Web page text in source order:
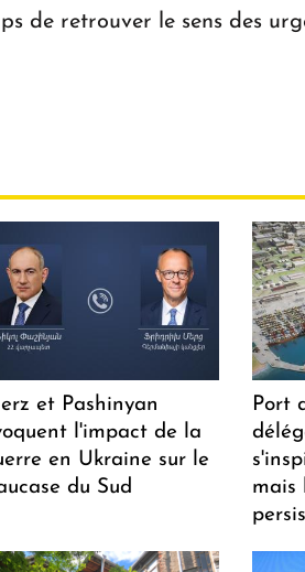
de retrouver le sens des
et Pashinyan
l'impact de la
en Ukraine sur le
du Sud
Port
mais